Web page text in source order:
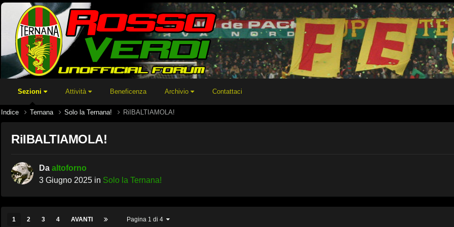
Sezioni Attività Beneficenza Archivio Contattaci
Indice Ternana Solo la Ternana! RiIBALTIAMOLA!
RiIBALTIAMOLA!
Da altoforno
3 Giugno 2025 in Solo la Ternana!
1 2 3 4 AVANTI Pagina 1 di 4